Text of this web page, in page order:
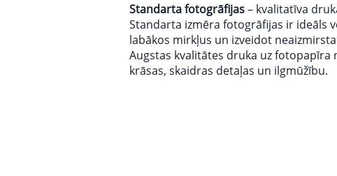
Standarta fotogrāfijas– kvalitatīva
Standarta izmēra fotogrāfijas ir ideāls
labākos mirkļus un izveidot
Augstas kvalitātes druka uz fotopapīra
krāsas, skaidras detaļas un ilgmūžību.